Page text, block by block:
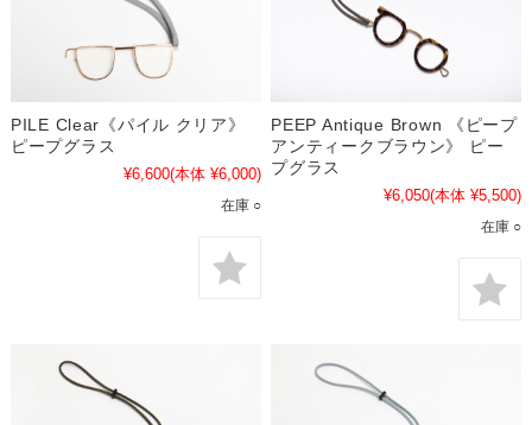
PILE Clear《パイル クリア》
ピープグラス
¥6,600(本体 ¥6,000)
在庫 ○
PEEP Antique Brown 《ピープ
アンティークブラウン》 ピー
プグラス
¥6,050(本体 ¥5,500)
在庫 ○